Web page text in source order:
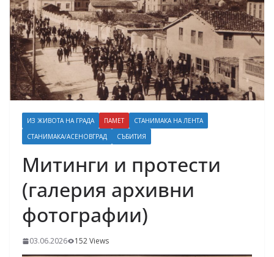
ИЗ ЖИВОТА НА ГРАДА ПАМЕТ
СТАНИМАКА НА ЛЕНТА
СТАНИМАКА/АСЕНОВГРАД
СЪБИТИЯ
Митинги и протести
(галерия архивни
фотографии)
03.06.2026 152 Views